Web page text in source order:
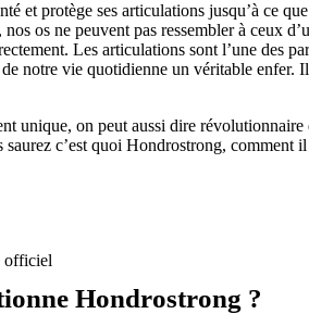
et protège ses articulations jusqu’à ce
os ne peuvent pas ressembler à ceux
Les articulations sont l’une des
notre vie quotidienne un véritable enfer.
unique, on peut aussi dire
saurez c’est quoi Hondrostrong,
officiel
Hondrostrong ?